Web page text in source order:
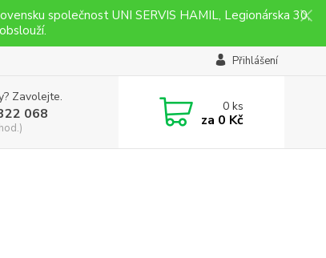
společnost UNI SERVIS HAMIL, Legionárska 30,
Přihlášení
Zavolejte.
068 0ks
za 0 Kč